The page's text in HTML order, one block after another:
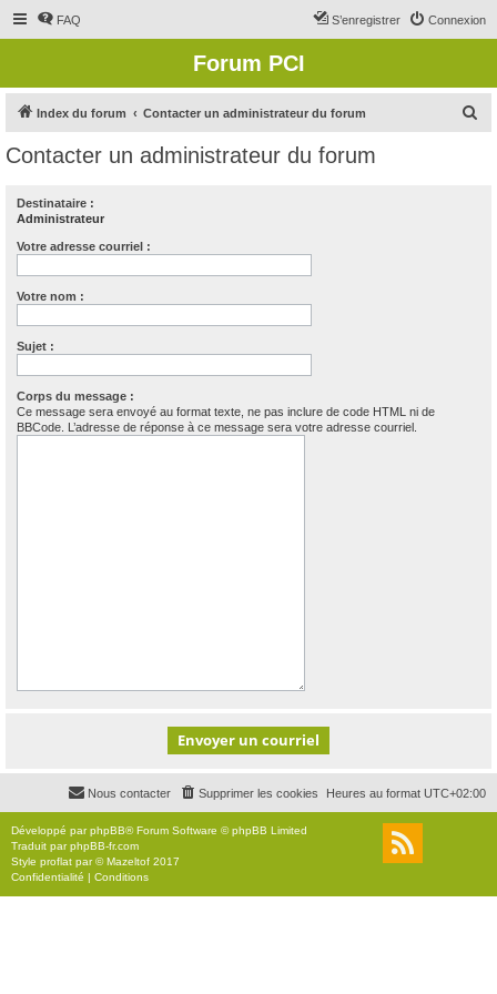
FAQ Connexion
S’enregistrer
Forum PCI
Index du forum Contacter un administrateur du forum
Contacter un administrateur du forum
Destinataire :
Administrateur
Votre adresse courriel :
Votre nom :
Sujet :
Corps du message :
Ce message sera envoyé au format texte, ne pas inclure de code HTML ni de
BBCode. L’adresse de réponse à ce message sera votre adresse courriel.
Heures au format UTC+02:00
Supprimer les cookies
Nous contacter
Développé parphpBB® Forum Software © phpBB Limited
Traduit parphpBB-fr.com
Style proflat par ©Mazeltof 2017
Confidentialité | Conditions